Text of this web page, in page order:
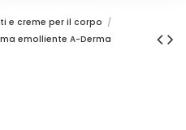
e creme per il corpo
emolliente A-Derma